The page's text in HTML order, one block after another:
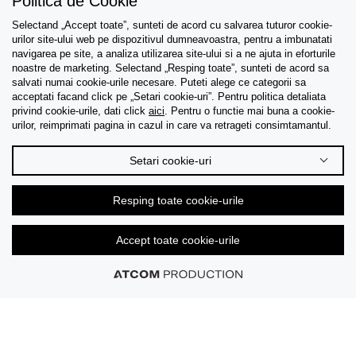
Asistenta
Colectii
Tips & Guides
Despre noi
Limba
© 2026 CK Stores B.V. Toate drepturile rezervate.
Selectand „Accept toate”, sunteti de acord cu salvarea tuturor cookie-
urilor site-ului web pe dispozitivul dumneavoastra, pentru a imbunatati
navigarea pe site, a analiza utilizarea site-ului si a ne ajuta in eforturile
noastre de marketing. Selectand „Resping toate”, sunteti de acord sa
salvati numai cookie-urile necesare. Puteti alege ce categorii sa
acceptati facand click pe „Setari cookie-uri”. Pentru politica detaliata
privind cookie-urile, dati click aici. Pentru o functie mai buna a cookie-
urilor, reimprimati pagina in cazul in care va retrageti consimtamantul.
Setari cookie-uri
Resping toate cookie-urile
Accept toate cookie-urile